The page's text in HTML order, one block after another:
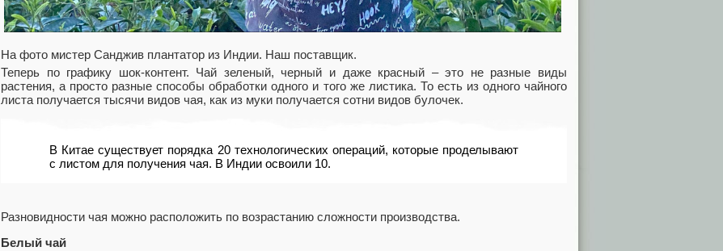
На фото мистер Санджив плантатор из Индии. Наш поставщик.
Теперь по графику шок-контент. Чай зеленый, черный и даже красный – это не разные виды
растения, а просто разные способы обработки одного и того же листика. То есть из одного чайного
листа получается тысячи видов чая, как из муки получается сотни видов булочек.
В Китае существует порядка 20 технологических операций, которые проделывают
с листом для получения чая. В Индии освоили 10.
Разновидности чая можно расположить по возрастанию сложности производства.
Белый чай